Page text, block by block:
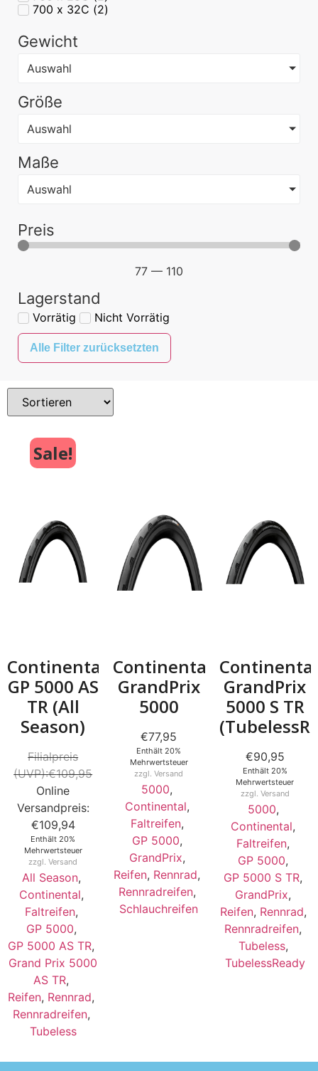
700 x 32C (2)
Gewicht
Auswahl
Größe
Auswahl
Maße
Auswahl
Preis
77 — 110
Lagerstand
Vorrätig Nicht Vorrätig
Alle Filter zurücksetzten
Sale!
Continental
GP 5000 AS
TR (All
Season)
€109,95
€109,94
Enthält 20%
Mehrwertsteuer
zzgl.Versand
All Season,
Continental,
Faltreifen,
GP 5000,
GP 5000 AS TR,
Grand Prix 5000
AS TR,
Reifen, Rennrad,
Rennradreifen,
Tubeless
Continental
GrandPrix
5000
€77,95
Enthält 20%
Mehrwertsteuer
zzgl.Versand
5000,
Continental,
Faltreifen,
GP 5000,
GrandPrix,
Reifen, Rennrad,
Rennradreifen,
Schlauchreifen
Continental
GrandPrix
5000 S TR
€90,95
Enthält 20%
Mehrwertsteuer
zzgl. Versand
5000,
Continental,
Faltreifen,
GP 5000,
GP 5000 S TR,
GrandPrix,
Reifen, Rennrad,
Rennradreifen,
Tubeless,
TubelessReady